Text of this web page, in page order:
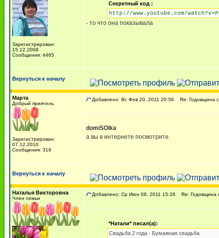
Зарегистрирован:
15.12.2008
Сообщения: 4465
Секретный код :
http://www.youtube.com/
- то что она показывала
Вернуться к началу
Марта
Добрый приятель
Зарегистрирован:
07.12.2010
Сообщения: 319
Добавлено: Вс Фев 20, 2011 20:56 Re: Годовщина
domiSOlka
а вы в интернете посмотрите.
Вернуться к началу
Наталья Викторовна
Член семьи
Добавлено: Ср Июн 08, 2011 15:26 Re: Годовщина
*Натали* писал(а):
Свадьба 2 года - Бумажная свадьба